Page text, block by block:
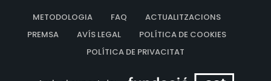
METODOLOGIA FAQ
ACTUALITZACIONS
PREMSA
AVÍS LEGAL
POLÍTICA DE COOKIES
POLÍTICA DE PRIVACITAT